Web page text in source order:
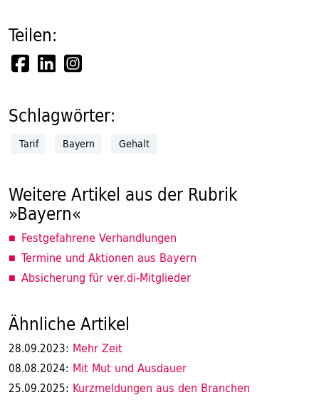
Teilen:
Schlagwörter:
Tarif Bayern Gehalt
Weitere Artikel aus der Rubrik
»Bayern«
Festgefahrene Verhandlungen
Termine und Aktionen aus Bayern
Absicherung für ver.di-Mitglieder
Ähnliche Artikel
28.09.2023: Mehr Zeit
08.08.2024: Mit Mut und Ausdauer
25.09.2025: Kurzmeldungen aus den Branchen